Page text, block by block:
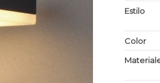
Estilo
Color